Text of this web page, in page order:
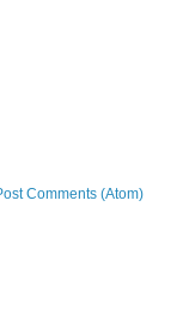
Comments (Atom)